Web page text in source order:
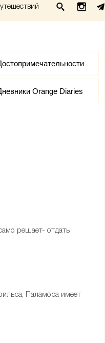
Orange Diaries
решает- отдать
Паламоса имеет